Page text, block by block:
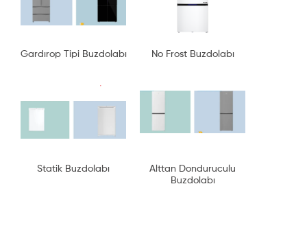
Gardırop Tipi Buzdolabı No Frost Buzdolabı
Statik Buzdolabı
Alttan Donduruculu
Buzdolabı